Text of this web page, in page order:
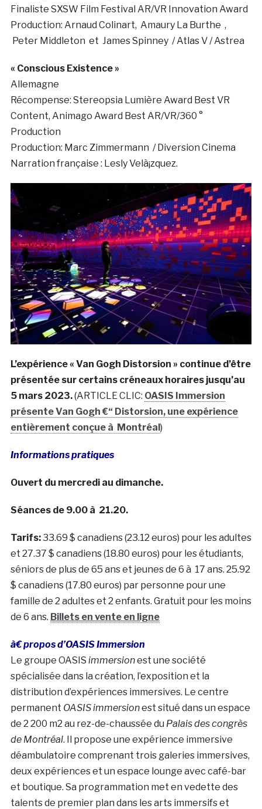
Finaliste SXSW Film Festival AR/VR Innovation Award
Production: Arnaud Colinart, Amaury La Burthe ,
Peter Middleton et James Spinney/ Atlas V / Astrea
« Conscious Existence »
Allemagne
Récompense: Stereopsia Lumière Award Best VR
Content, Animago Award Best AR/VR/360 °
Production
Production: Marc Zimmermann / Diversion Cinema
Narration française : Lesly Velà¡zquez.
L’expérience « Van Gogh Distorsion » continue d’être
présentée sur certains créneaux horaires jusqu’au
5 mars 2023.(ARTICLE CLIC: OASIS Immersion
présente Van Gogh €“ Distorsion, une expérience
entièrement conçue à Montréal)
Informations pratiques
Ouvert du mercredi au dimanche.
Séances de 9.00 à 21.20.
Tarifs:33.69 $ canadiens (23.12 euros) pour les adultes
et 27.37 $ canadiens (18.80 euros) pour les étudiants,
séniors de plus de 65 ans et jeunes de 6 à 17 ans. 25.92
$ canadiens (17.80 euros) par personne pour une
famille de 2 adultes et 2 enfants. Gratuit pour les moins
de 6 ans. Billets en vente en ligne
à€ propos d’OASIS Immersion
Le groupe OASIS immersionest une société
spécialisée dans la création, l’exposition et la
distribution d’expériences immersives. Le centre
permanent OASIS immersionest situé dans un espace
de 2 200 m2 au rez-de-chaussée du Palais des congrès
de Montréal. Il propose une expérience immersive
déambulatoire comprenant trois galeries immersives,
deux expériences et un espace lounge avec café-bar
et boutique. Sa programmation met en vedette des
talents de premier plan dans les arts immersifs et